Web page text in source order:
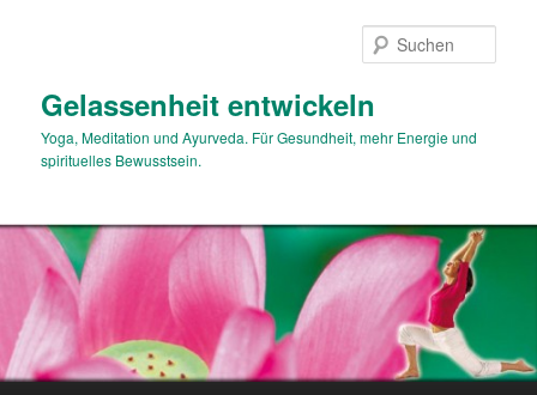
Gelassenheit entwickeln
Yoga, Meditation und Ayurveda. Für Gesundheit, mehr Energie und
spirituelles Bewusstsein.